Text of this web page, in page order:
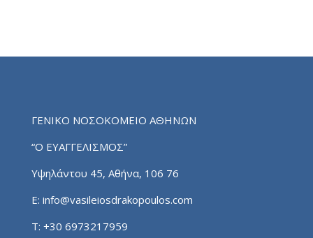
ΓΕΝΙΚΟ ΝΟΣΟΚΟΜΕΙΟ ΑΘΗΝΩΝ
“Ο ΕΥΑΓΓΕΛΙΣΜΟΣ”
Υψηλάντου 45, Αθήνα, 106 76
E: info@vasileiosdrakopoulos.com
T: +30 6973217959